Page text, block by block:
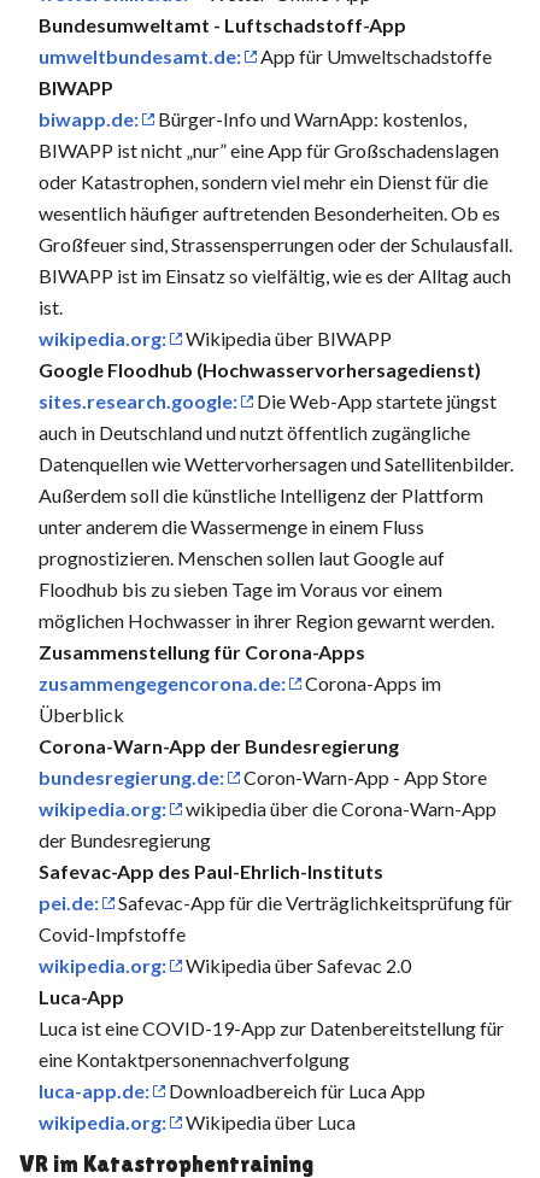
Bundesumweltamt - Luftschadstoff-App
umweltbundesamt.de:
App für Umweltschadstoffe
BIWAPP
biwapp.de:
Bürger-Info und WarnApp: kostenlos,
BIWAPP ist nicht „nur” eine App für Großschadenslagen
oder Katastrophen, sondern viel mehr ein Dienst für die
wesentlich häufiger auftretenden Besonderheiten. Ob es
Großfeuer sind, Strassensperrungen oder der Schulausfall.
BIWAPP ist im Einsatz so vielfältig, wie es der Alltag auch
ist.
wikipedia.org:
Wikipedia über BIWAPP
Google Floodhub (Hochwasservorhersagedienst)
sites.research.google:
Die Web-App startete jüngst
auch in Deutschland und nutzt öffentlich zugängliche
Datenquellen wie Wettervorhersagen und Satellitenbilder.
Außerdem soll die künstliche Intelligenz der Plattform
unter anderem die Wassermenge in einem Fluss
prognostizieren. Menschen sollen laut Google auf
Floodhub bis zu sieben Tage im Voraus vor einem
möglichen Hochwasser in ihrer Region gewarnt werden.
Zusammenstellung für Corona-Apps
zusammengegencorona.de:
Corona-Apps im
Überblick
Corona-Warn-App der Bundesregierung
bundesregierung.de:
Coron-Warn-App - App Store
wikipedia.org:
wikipedia über die Corona-Warn-App
der Bundesregierung
Safevac-App des Paul-Ehrlich-Instituts
pei.de:
Safevac-App für die Verträglichkeitsprüfung für
Covid-Impfstoffe
wikipedia.org:
Wikipedia über Safevac 2.0
Luca-App
Luca ist eine COVID-19-App zur Datenbereitstellung für
eine Kontaktpersonennachverfolgung
luca-app.de:
Downloadbereich für Luca App
wikipedia.org:
Wikipedia über Luca
VR im Katastrophentraining